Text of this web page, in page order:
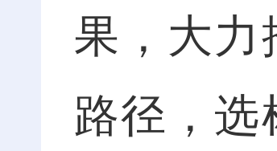
果，大力
路径，选